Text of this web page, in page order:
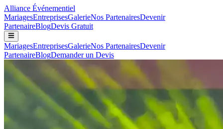
Alliance Événementiel
MariagesEntreprisesGalerieNos PartenairesDevenir
PartenaireBlogDevis Gratuit
MariagesEntreprisesGalerieNos PartenairesDevenir
PartenaireBlogDemander un Devis